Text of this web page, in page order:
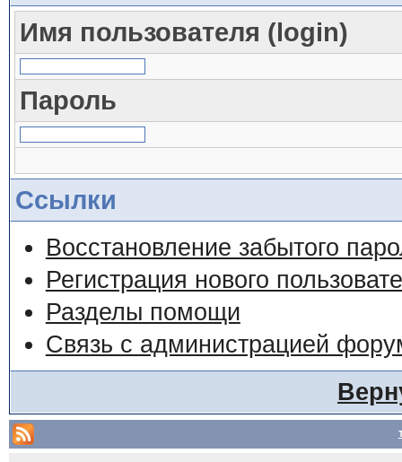
Имя пользователя (login)
Пароль
Ссылки
Восстановление забытого
Регистрация нового
Разделы помощи
Связь с администрацией